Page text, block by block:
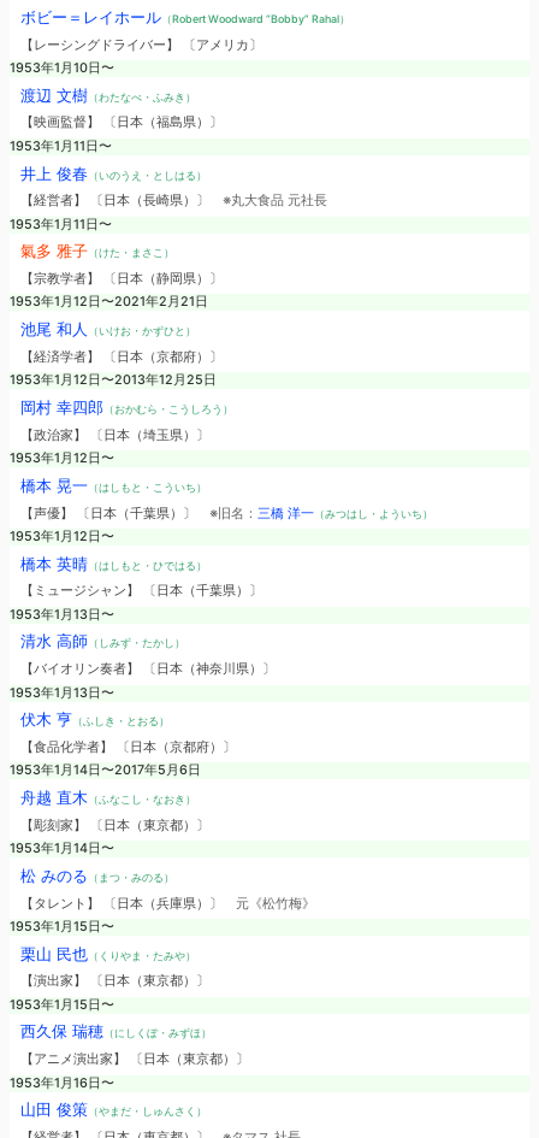
ボビー＝レイホール（Robert Woodward “Bobby” Rahal）
【レーシングドライバー】 〔アメリカ〕
1953年1月10日〜
渡辺 文樹（わたなべ・ふみき）
【映画監督】 〔日本（福島県）〕
1953年1月11日〜
井上 俊春（いのうえ・としはる）
【経営者】 〔日本（長崎県）〕 ※丸大食品 元社長
1953年1月11日〜
氣多 雅子（けた・まさこ）
【宗教学者】 〔日本（静岡県）〕
1953年1月12日〜2021年2月21日
池尾 和人 （いけお・かずひと）
【経済学者】 〔日本（京都府）〕
1953年1月12日〜2013年12月25日
岡村 幸四郎（おかむら・こうしろう）
【政治家】 〔日本（埼玉県）〕
1953年1月12日〜
橋本 晃一（はしもと・こういち）
【声優】 〔日本（千葉県）〕 ※旧名： 三橋 洋一（みつはし・よういち）
1953年1月12日〜
橋本 英晴（はしもと・ひではる）
【ミュージシャン】 〔日本（千葉県）〕
1953年1月13日〜
清水 高師 （しみず・たかし）
【バイオリン奏者】 〔日本（神奈川県）〕
1953年1月13日〜
伏木 亨 （ふしき・とおる）
【食品化学者】 〔日本（京都府）〕
1953年1月14日〜2017年5月6日
舟越 直木 （ふなこし・なおき）
【彫刻家】 〔日本（東京都）〕
1953年1月14日〜
松 みのる （まつ・みのる）
【タレント】 〔日本（兵庫県）〕 元《松竹梅》
1953年1月15日〜
栗山 民也（くりやま・たみや）
【演出家】 〔日本（東京都）〕
1953年1月15日〜
西久保 瑞穂（にしくぼ・みずほ）
【アニメ演出家】 〔日本（東京都）〕
1953年1月16日〜
山田 俊策 （やまだ・しゅんさく）